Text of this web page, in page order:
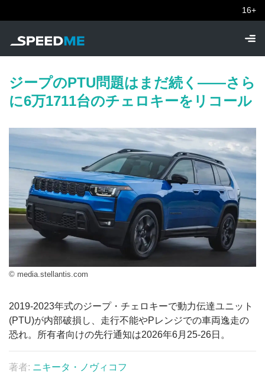
16+
ジープのPTU問題はまだ続く——さら
に6万1711台のチェロキーをリコール
© media.stellantis.com
2019-2023年式のジープ・チェロキーで動力伝達ユニット
(PTU)が内部破損し、走行不能やPレンジでの車両逸走の
恐れ。所有者向けの先行通知は2026年6月25-26日。
著者: ニキータ・ノヴィコフ